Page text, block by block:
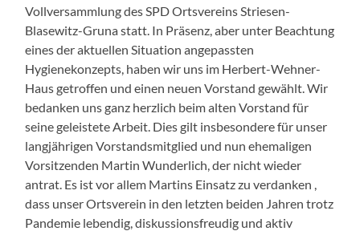
Vollversammlung des SPD Ortsvereins Striesen-
Blasewitz-Gruna statt. In Präsenz, aber unter Beachtung
eines der aktuellen Situation angepassten
Hygienekonzepts, haben wir uns im Herbert-Wehner-
Haus getroffen und einen neuen Vorstand gewählt. Wir
bedanken uns ganz herzlich beim alten Vorstand für
seine geleistete Arbeit. Dies gilt insbesondere für unser
langjährigen Vorstandsmitglied und nun ehemaligen
Vorsitzenden Martin Wunderlich, der nicht wieder
antrat. Es ist vor allem Martins Einsatz zu verdanken ,
dass unser Ortsverein in den letzten beiden Jahren trotz
Pandemie lebendig, diskussionsfreudig und aktiv